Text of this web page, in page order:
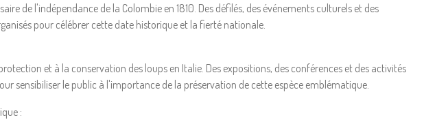
de l'indépendance de la Colombie en 1810. Des défilés, des événements culturels et des
pour célébrer cette date historique et la fierté nationale.
et à la conservation des loups en Italie. Des expositions, des conférences et des activités
sensibiliser le public à l'importance de la préservation de cette espèce emblématique.
: